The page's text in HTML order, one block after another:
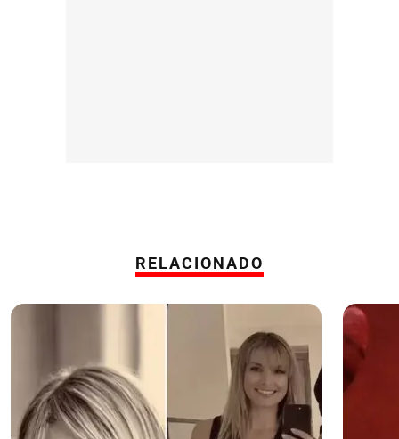
RELACIONADO